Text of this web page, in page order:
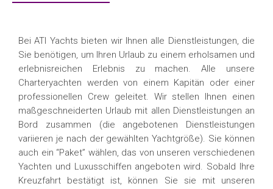
Bei ATI Yachts bieten wir Ihnen alle Dienstleistungen, die
Sie benötigen, um Ihren Urlaub zu einem erholsamen und
erlebnisreichen Erlebnis zu machen. Alle unsere
Charteryachten werden von einem Kapitän oder einer
professionellen Crew geleitet. Wir stellen Ihnen einen
maßgeschneiderten Urlaub mit allen Dienstleistungen an
Bord zusammen (die angebotenen Dienstleistungen
variieren je nach der gewählten Yachtgröße). Sie können
auch ein “Paket” wählen, das von unseren verschiedenen
Yachten und Luxusschiffen angeboten wird. Sobald Ihre
Kreuzfahrt bestätigt ist, können Sie sie mit unseren